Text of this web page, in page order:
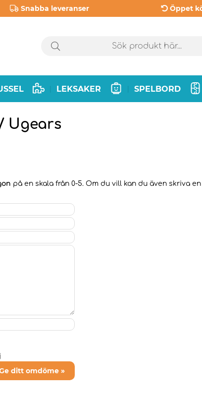
Snabba leveranser Öppet
LEKSAKER SPELBORD
Ugears
på en skala från 0-5. Om du vill kan du även skriva
ditt omdöme »